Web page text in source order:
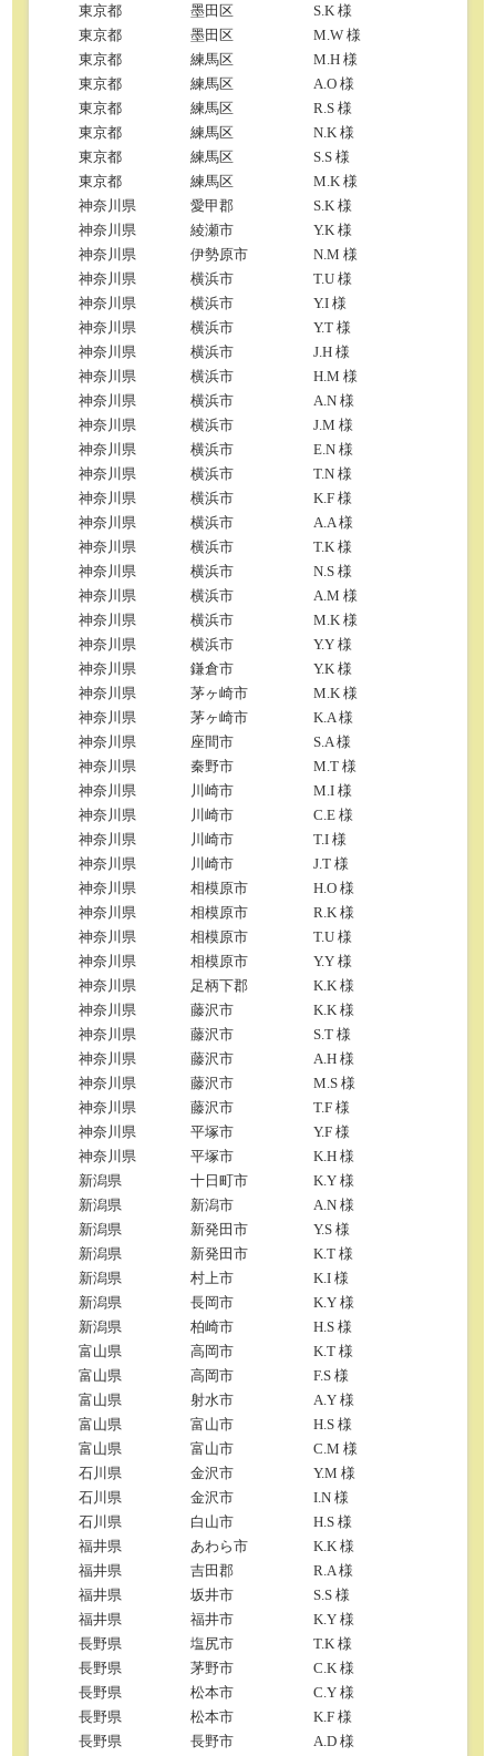
東京都
墨田区
S.K 様
東京都
墨田区
M.W 様
東京都
練馬区
M.H 様
東京都
練馬区
A.O 様
東京都
練馬区
R.S 様
東京都
練馬区
N.K 様
東京都
練馬区
S.S 様
東京都
練馬区
M.K 様
神奈川県
愛甲郡
S.K 様
神奈川県
綾瀬市
Y.K 様
神奈川県
伊勢原市
N.M 様
神奈川県
横浜市
T.U 様
神奈川県
横浜市
Y.I 様
神奈川県
横浜市
Y.T 様
神奈川県
横浜市
J.H 様
神奈川県
横浜市
H.M 様
神奈川県
横浜市
A.N 様
神奈川県
横浜市
J.M 様
神奈川県
横浜市
E.N 様
神奈川県
横浜市
T.N 様
神奈川県
横浜市
K.F 様
神奈川県
横浜市
A.A 様
神奈川県
横浜市
T.K 様
神奈川県
横浜市
N.S 様
神奈川県
横浜市
A.M 様
神奈川県
横浜市
M.K 様
神奈川県
横浜市
Y.Y 様
神奈川県
鎌倉市
Y.K 様
神奈川県
茅ヶ崎市
M.K 様
神奈川県
茅ヶ崎市
K.A 様
神奈川県
座間市
S.A 様
神奈川県
秦野市
M.T 様
神奈川県
川崎市
M.I 様
神奈川県
川崎市
C.E 様
神奈川県
川崎市
T.I 様
神奈川県
川崎市
J.T 様
神奈川県
相模原市
H.O 様
神奈川県
相模原市
R.K 様
神奈川県
相模原市
T.U 様
神奈川県
相模原市
Y.Y 様
神奈川県
足柄下郡
K.K 様
神奈川県
藤沢市
K.K 様
神奈川県
藤沢市
S.T 様
神奈川県
藤沢市
A.H 様
神奈川県
藤沢市
M.S 様
神奈川県
藤沢市
T.F 様
神奈川県
平塚市
Y.F 様
神奈川県
平塚市
K.H 様
新潟県
十日町市
K.Y 様
新潟県
新潟市
A.N 様
新潟県
新発田市
Y.S 様
新潟県
新発田市
K.T 様
新潟県
村上市
K.I 様
新潟県
長岡市
K.Y 様
新潟県
柏崎市
H.S 様
富山県
高岡市
K.T 様
富山県
高岡市
F.S 様
富山県
射水市
A.Y 様
富山県
富山市
H.S 様
富山県
富山市
C.M 様
石川県
金沢市
Y.M 様
石川県
金沢市
I.N 様
石川県
白山市
H.S 様
福井県
あわら市
K.K 様
福井県
吉田郡
R.A 様
福井県
坂井市
S.S 様
福井県
福井市
K.Y 様
長野県
塩尻市
T.K 様
長野県
茅野市
C.K 様
長野県
松本市
C.Y 様
長野県
松本市
K.F 様
長野県
長野市 A.D 様